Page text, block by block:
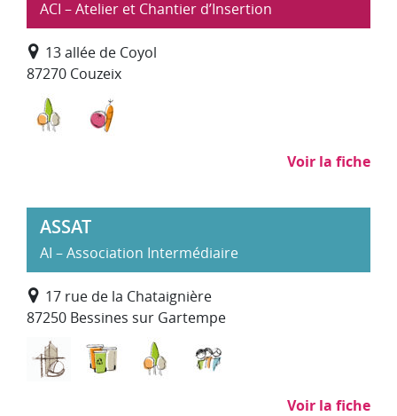
ACI – Atelier et Chantier d’Insertion
13 allée de Coyol
87270 Couzeix
Environnement, entretien et aménagement des
Voir la fiche
ASSAT
AI – Association Intermédiaire
17 rue de la Chataignière
87250 Bessines sur Gartempe
Bâtiment Travaux Publics
Déchets : collecte, traitement, recyclage
Environnement, entretien et
Voir la fiche